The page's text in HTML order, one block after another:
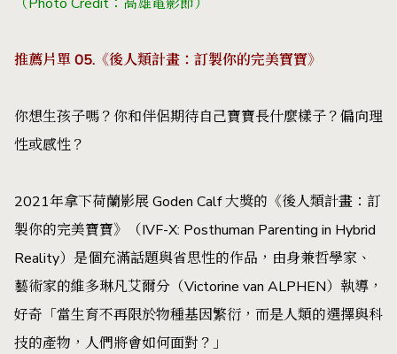
推薦片單 05.《後人類計畫：訂製你的完美寶寶》
你想生孩子嗎？你和伴侶期待自己寶寶長什麼樣子？偏向理
性或感性？
2021年拿下荷蘭影展 Goden Calf 大獎的《後人類計畫：訂
製你的完美寶寶》（IVF-X: Posthuman Parenting in Hybrid
Reality）是個充滿話題與省思性的作品，由身兼哲學家、
藝術家的維多琳凡艾爾分（Victorine van ALPHEN）執導，
好奇「當生育不再限於物種基因繁衍，而是人類的選擇與科
技的產物，人們將會如何面對？」